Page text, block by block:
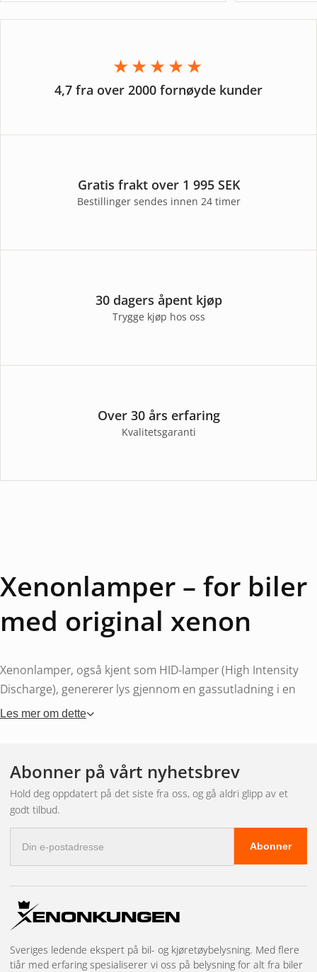
★★★★★
4,7 fra over 2000 fornøyde kunder
Gratis frakt over 1 995 SEK
Bestillinger sendes innen 24 timer
30 dagers åpent kjøp
Trygge kjøp hos oss
Over 30 års erfaring
Kvalitetsgaranti
Xenonlamper – for biler
med original xenon
Xenonlamper, også kjent som HID-lamper (High Intensity
Discharge), genererer lys gjennom en gassutladning i en
kapsel fylt med xenongass. Lyset er intenst blåhvitt,
bilbelysning på 2000- og 2010-tallet, og er montert som
originalutstyr i mange biler fra den perioden.
Hvilken xenonpære
trenger jeg?
Xenonpærer finnes i flere sokkeltyper. De vanligste er D1S,
de krever og om de inneholder kvikksølv. D1S og D3S har en
Les mer om dette
Abonner på vårt nyhetsbrev
Hold deg oppdatert på det siste fra oss, og gå aldri glipp av et
godt tilbud.
postadresse
Abonner
Sveriges ledende ekspert på bil- og kjøretøybelysning. Med flere
tiår med erfaring spesialiserer vi oss på belysning for alt fra biler